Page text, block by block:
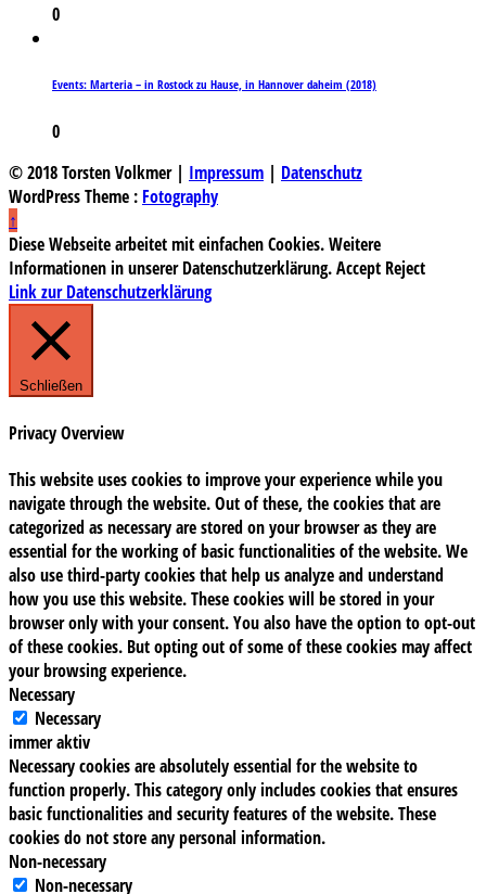
0
Events: Marteria – in Rostock zu Hause, in Hannover daheim (2018)
0
© 2018 Torsten Volkmer | Impressum | Datenschutz
WordPress Theme : Fotography
↑
Diese Webseite arbeitet mit einfachen Cookies. Weitere
Informationen in unserer Datenschutzerklärung.Accept Reject
Link zur Datenschutzerklärung
Schließen
Privacy Overview
This website uses cookies to improve your experience while you
navigate through the website. Out of these, the cookies that are
categorized as necessary are stored on your browser as they are
essential for the working of basic functionalities of the website. We
also use third-party cookies that help us analyze and understand
how you use this website. These cookies will be stored in your
browser only with your consent. You also have the option to opt-out
of these cookies. But opting out of some of these cookies may affect
your browsing experience.
Necessary
Necessary
immer aktiv
Necessary cookies are absolutely essential for the website to
function properly. This category only includes cookies that ensures
basic functionalities and security features of the website. These
cookies do not store any personal information.
Non-necessary
Non-necessary